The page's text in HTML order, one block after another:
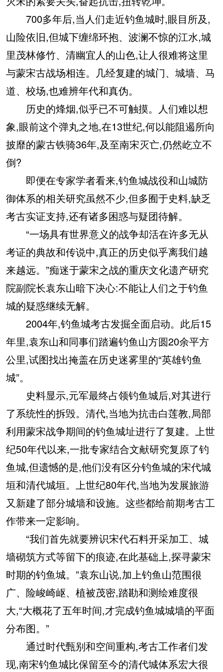
700多年后,当人们走近钓鱼城时,眼目所及,
山险依旧,但城下缠绵环抱、波澜不惊的江水,城
里茂林修竹、清幽宜人的山色,让人很难将这里
与蒙宋古战场相连。几经复建的城门、城墙、马
道、校场,也难辨年代和真伪。
历史的烽烟,似乎已不可触摸。人们难以想
象,眼前这个弹丸之地,在13世纪,何以能阻遏所向
披靡的蒙古铁骑36年,及至南宋灭亡,仍然屹立不
倒?
即便在专家学者看来,钓鱼城战役和山城防
御体系的相关研究虽然不少,但多囿于史料,缺乏
考古实证支持,还有诸多困惑与疑团待解。
“一场具有世界意义的战争却活在许多无从
考证的典故和传说中,真正的历史似乎离我们越
来越远。”痴迷于蒙宋之战的重庆文化遗产研究
院副院长袁东山暗下决心:不能让人们之于钓鱼
城的疑惑继续无解。
2004年,钓鱼城考古发掘全面启动。此后15
年里,袁东山和同事们踏遍钓鱼山方圆20余平方
公里,试图找出掩盖在历史迷雾里的“英雄钓鱼
城”。
史料显示,元军最终占领钓鱼城后,对其进行
了系统性的拆毁。清代,当地为抗击白莲教,局部
利用蒙宋战争期间的钓鱼城址进行了复建。上世
纪50年代以来,一批专家结合文献研究复原了钓
鱼城,但遗憾的是,他们没有区分钓鱼城的宋代城
垣和清代城垣。上世纪80年代,当地为发展旅游
又新建了部分城墙和设施。这些都给前期考古工
作带来一定影响。
“我们首先就要辨识宋代石料开采加工、城
墙砌筑方式等留下的痕迹,在此基础上,探寻蒙宋
时期的钓鱼城。”袁东山说,加上钓鱼山范围很
广、险峻崎岖、植被茂密,踏勘和测绘难度很
大,“大概花了五年时间,才完成钓鱼城城墙的平面
分布图。”
通过时代甄别和空间重构,考古工作者们发
现,南宋钓鱼城比保留至今的清代城体系宏大很